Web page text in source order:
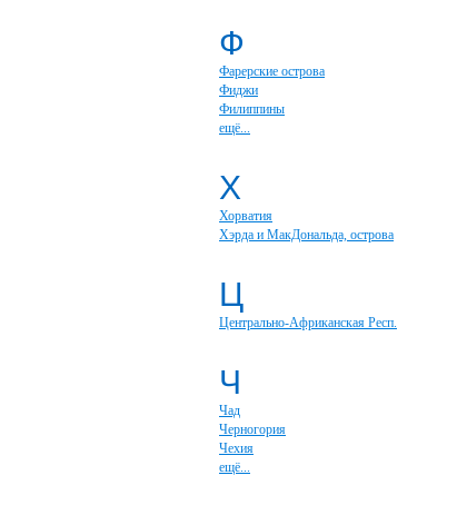
Ф
Фарерские острова
Фиджи
Филиппины
ещё...
Х
Хорватия
Хэрда и МакДональда, острова
Ц
Центрально-Африканская Респ.
Ч
Чад
Черногория
Чехия
ещё...